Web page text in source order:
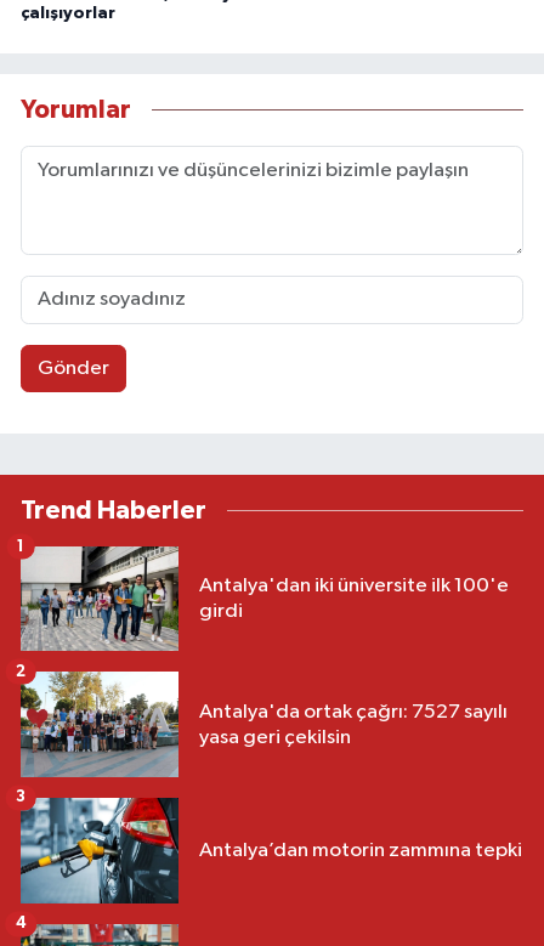
çalışıyorlar
Yorumlar
Gönder
Trend Haberler
Antalya'dan iki üniversite ilk 100'e
girdi
1
Antalya'da ortak çağrı: 7527 sayılı
yasa geri çekilsin
2
Antalya’dan motorin zammına tepki
3
4